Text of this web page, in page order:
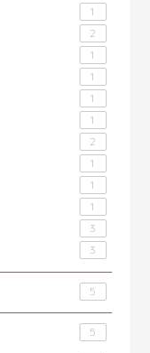
1
2
1
1
1
1
2
1
1
1
3
3
5
5